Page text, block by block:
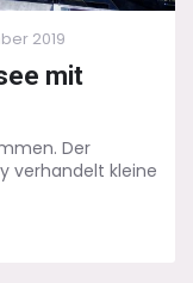
2019
mit
Der
verhandelt kleine